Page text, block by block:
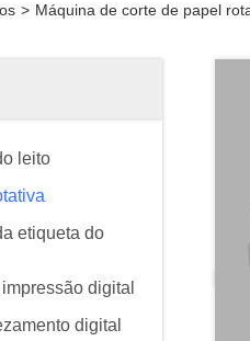
> Máquina de corte de papel
leito
etiqueta do
digital
digital